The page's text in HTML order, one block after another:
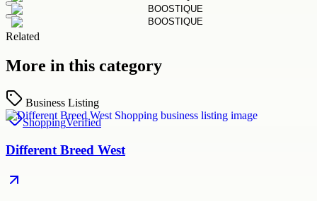
Related
More in this category
Business Listing
ShoppingVerified
Different Breed West